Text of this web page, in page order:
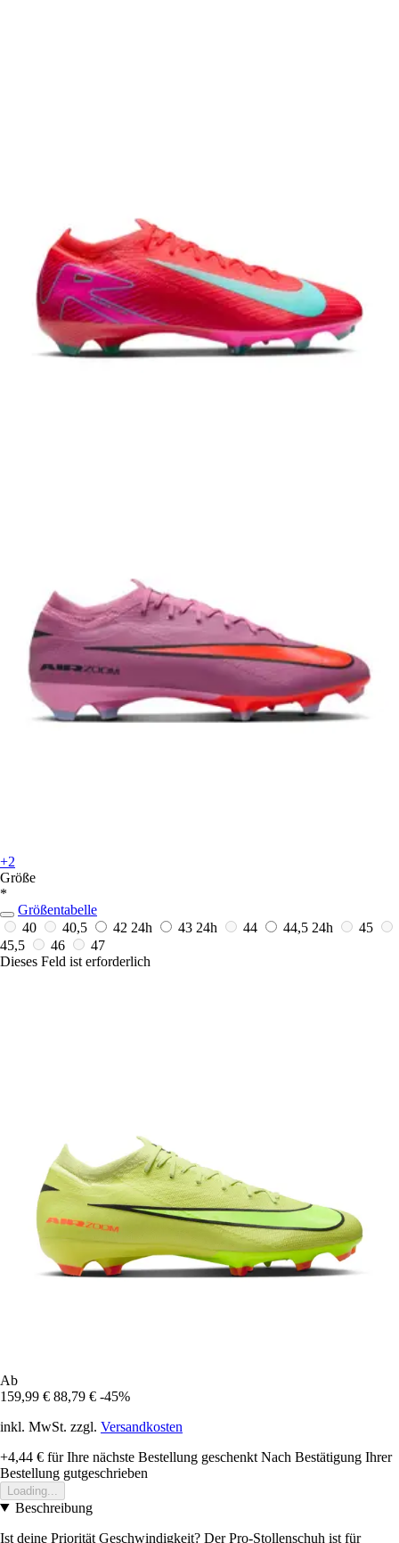
+2
Größe
*
Größentabelle
40
40,5 42 24h 43 24h 44 44,5 24h
45
45,5
46
47
Dieses Feld ist erforderlich
Ab
159,99 € 88,79 € -45%
inkl. MwSt. zzgl. Versandkosten
+4,44 € für Ihre nächste Bestellung geschenkt Nach Bestätigung Ihrer
Bestellung gutgeschrieben
Loading...
Beschreibung
Ist deine Priorität Geschwindigkeit? Der Pro-Stollenschuh ist für